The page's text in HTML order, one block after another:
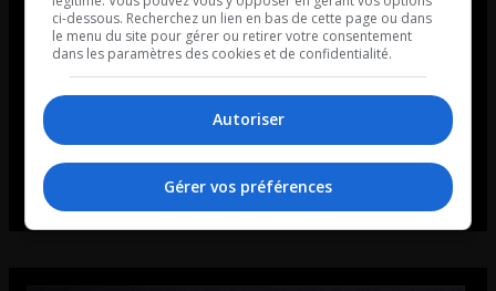
ci-dessous. Recherchez un lien en bas de cette page ou dans
le menu du site pour gérer ou retirer votre consentement
dans les paramètres des cookies et de confidentialité.
Autoriser
Gérer vos préférences